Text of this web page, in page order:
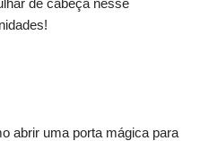
abrir uma porta mágica para